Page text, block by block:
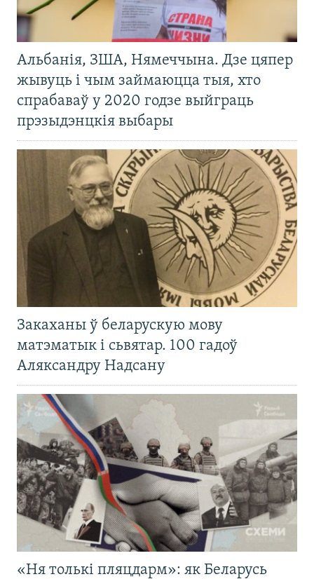
Альбанія, ЗША, Нямеччына. Дзе цяпер
жывуць і чым займаюцца тыя, хто
спрабаваў у 2020 годзе выйграць
прэзыдэнцкія выбары
Закаханы ў беларускую мову
матэматык і сьвятар. 100 гадоў
Аляксандру Надсану
«Ня толькі пляцдарм»: як Беларусь